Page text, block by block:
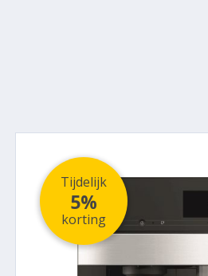
Tijdelijk
5%
korting